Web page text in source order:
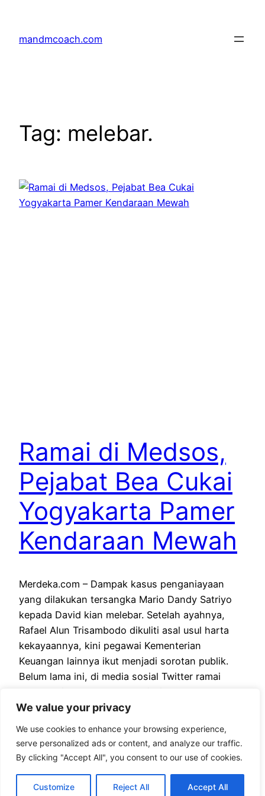
We value your privacy
We use cookies to enhance your browsing experience,
serve personalized ads or content, and analyze our traffic.
By clicking "Accept All", you consent to our use of cookies.
Customize Reject All Accept All
content
mandmcoach.com
Tag: melebar.
Ramai di Medsos,
Pejabat Bea Cukai
Yogyakarta Pamer
Kendaraan Mewah
Merdeka.com – Dampak kasus penganiayaan
yang dilakukan tersangka Mario Dandy Satriyo
kepada David kian melebar. Setelah ayahnya,
Rafael Alun Trisambodo dikuliti asal usul harta
kekayaannya, kini pegawai Kementerian
Keuangan lainnya ikut menjadi sorotan publik.
Belum lama ini, di media sosial Twitter ramai
memperbincangkan pegawai Direktorat Jenderal
Bea dan Cukai Kementerian Keuangan. Pemilik
akun @eko_darmanto_bca ini…
February 27, 2023